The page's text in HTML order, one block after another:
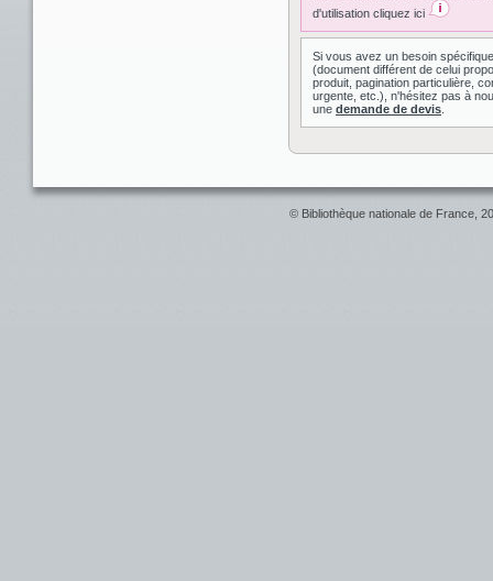
d'utilisation cliquez ici
Si vous avez un besoin spécifique
(document différent de celui
produit, pagination particulière,
urgente, etc.), n'hésitez pas à
une demande de devis
© Bibliothèque nationale de France,